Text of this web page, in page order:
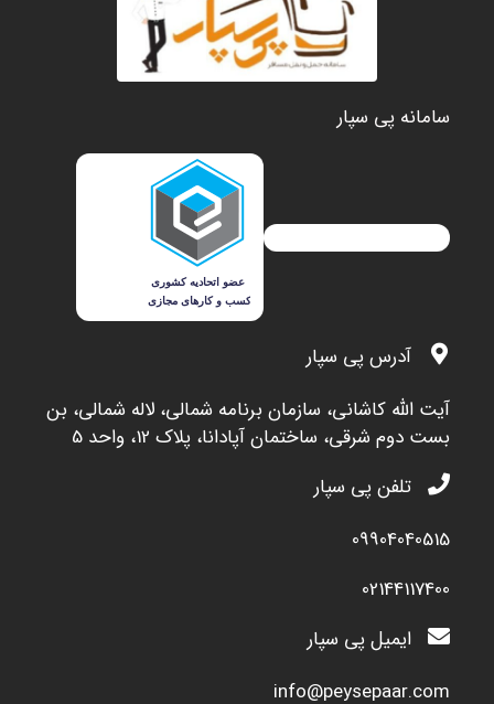
سامانه پی سپار
آدرس پی سپار
آيت الله کاشاني، سازمان برنامه شمالي، لاله شمالي، بن
بست دوم شرقي، ساختمان آپادانا، پلاک 12، واحد 5
تلفن پی سپار
09904040515
02144117400
ایمیل پی سپار
info@peysepaar.com